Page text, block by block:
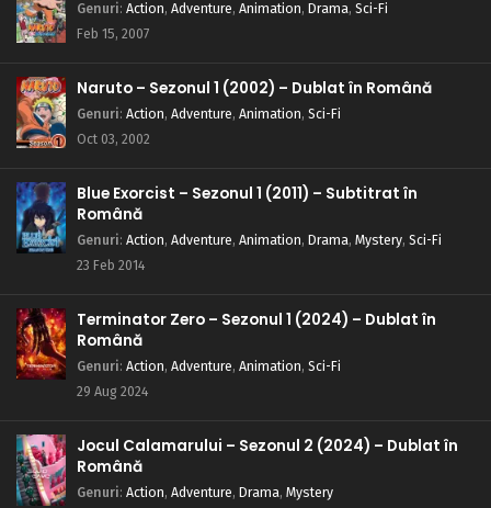
Genuri: Action, Adventure, Animation, Drama, Sci-Fi
Feb 15, 2007
Naruto – Sezonul 1 (2002) – Dublat în Română
Genuri: Action, Adventure, Animation, Sci-Fi
Oct 03, 2002
Blue Exorcist – Sezonul 1 (2011) – Subtitrat în
Română
Genuri: Action, Adventure, Animation, Drama, Mystery, Sci-Fi
23 Feb 2014
Terminator Zero – Sezonul 1 (2024) – Dublat în
Română
Genuri: Action, Adventure, Animation, Sci-Fi
29 Aug 2024
Jocul Calamarului – Sezonul 2 (2024) – Dublat în
Română
Genuri: Action, Adventure, Drama, Mystery